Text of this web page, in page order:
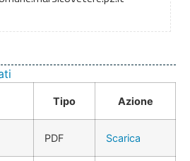
Tipo Azione
PDF Scarica